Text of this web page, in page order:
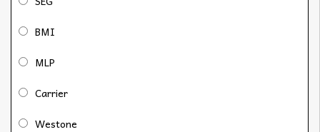
BMI
MLP
Carrier
Westone